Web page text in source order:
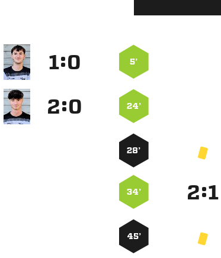
: 5’
: 24’
28’
34’ :
45’